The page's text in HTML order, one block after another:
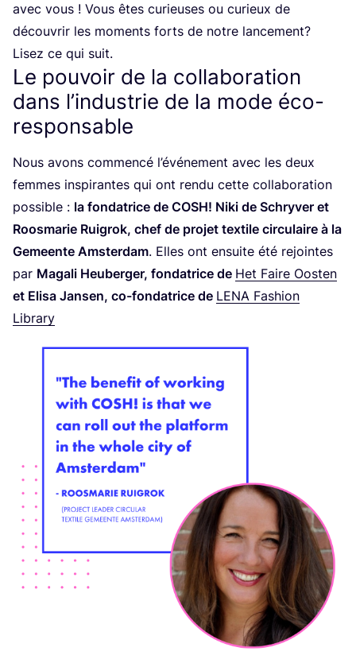
avec vous ! Vous êtes curieuses ou curieux de
décou­vrir les moments forts de notre lan­ce­ment?
Lisez ce qui suit.
Le pouvoir de la collaboration
dans l’industrie de la mode éco-
responsable
Nous avons com­men­cé l’é­vé­ne­ment avec les deux
femmes ins­pi­rantes qui ont ren­du cette col­la­bo­ra­tion
pos­sible : la fon­da­trice de COSH! Niki de Schry­ver et
Roos­ma­rie Rui­grok, chef de pro­jet tex­tile cir­cu­laire à la
Gemeente Amster­dam. Elles ont ensuite été rejointes
par Maga­li Heu­ber­ger, fon­da­trice de Het Faire Oos­ten
et Eli­sa Jan­sen, co-fon­da­trice de LENA Fashion
Library